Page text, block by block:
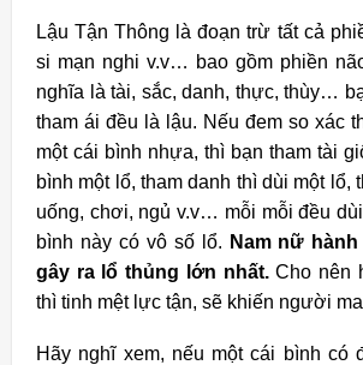
Lậu Tận Thông là đoạn trừ tất cả
si mạn nghi v.v… bao gồm phiền
nghĩa là tài, sắc, danh, thực, thùy…
tham ái đều là lậu. Nếu đem so xác
một cái bình nhựa, thì bạn tham tài
bình một lổ, tham danh thì dùi một lổ,
uống, chơi, ngủ v.v… mỗi mỗi đều
bình này có vô số lổ. Nam nữ
gây ra lổ thủng lớn nhất.Cho nên
thì tinh mệt lực tận, sẽ khiến người
Hãy nghĩ xem, nếu một cái bình có